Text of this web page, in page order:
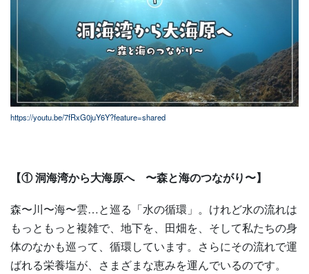
https://youtu.be/7fRxG0juY6Y?feature=shared
【① 洞海湾から大海原へ 〜森と海のつながり〜】
森〜川〜海〜雲…と巡る「水の循環」。けれど水の流れは
もっともっと複雑で、地下を、田畑を、そして私たちの身
体のなかも巡って、循環しています。さらにその流れで運
ばれる栄養塩が、さまざまな恵みを運んでいるのです。